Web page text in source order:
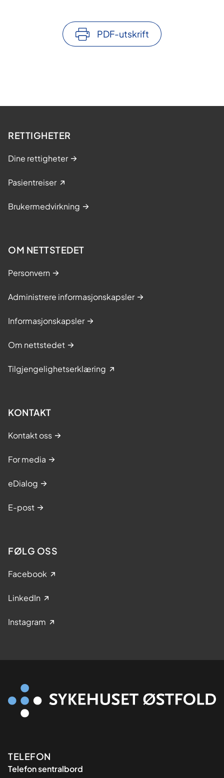
PDF-utskrift
RETTIGHETER
Dine rettigheter
Pasientreiser
Brukermedvirkning
OM NETTSTEDET
Personvern
Administrere informasjonskapsler
Informasjonskapsler
Om nettstedet
Tilgjengelighetserklæring
KONTAKT
Kontakt oss
For media
eDialog
E-post
FØLG OSS
Facebook
LinkedIn
Instagram
Kontaktinformasjon
TELEFON
Telefon sentralbord